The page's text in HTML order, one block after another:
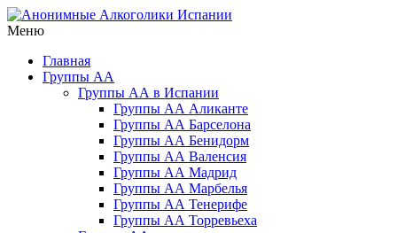
Перейти
к
Барселоне, Бенедорме, Валенсии, Мадриде, Марбелье,
Торревьехе и на о. Тенерифе
Меню
Главная
Группы АА
Группы АА в Испании
Группы АА Аликанте
Группы АА Барселона
Группы АА Бенидорм
Группы АА Валенсия
Группы АА Мадрид
Группы АА Марбелья
Группы АА Тенерифе
Группы АА Торревьеха